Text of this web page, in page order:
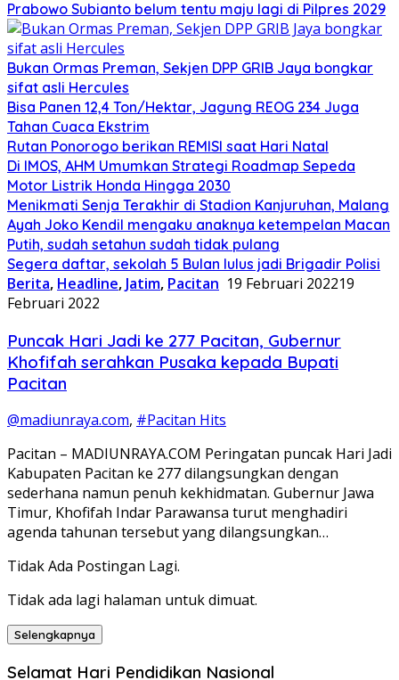
Prabowo Subianto belum tentu maju lagi di Pilpres 2029
Bukan Ormas Preman, Sekjen DPP GRIB Jaya bongkar
sifat asli Hercules
Bisa Panen 12,4 Ton/Hektar, Jagung REOG 234 Juga
Tahan Cuaca Ekstrim
Rutan Ponorogo berikan REMISI saat Hari Natal
Di IMOS, AHM Umumkan Strategi Roadmap Sepeda
Motor Listrik Honda Hingga 2030
Menikmati Senja Terakhir di Stadion Kanjuruhan, Malang
Ayah Joko Kendil mengaku anaknya ketempelan Macan
Putih, sudah setahun sudah tidak pulang
Segera daftar, sekolah 5 Bulan lulus jadi Brigadir Polisi
Berita, Headline, Jatim, Pacitan 19 Februari 202219
Februari 2022
Puncak Hari Jadi ke 277 Pacitan, Gubernur
Khofifah serahkan Pusaka kepada Bupati
Pacitan
@madiunraya.com, #Pacitan Hits
Pacitan – MADIUNRAYA.COM Peringatan puncak Hari Jadi
Kabupaten Pacitan ke 277 dilangsungkan dengan
sederhana namun penuh kekhidmatan. Gubernur Jawa
Timur, Khofifah Indar Parawansa turut menghadiri
agenda tahunan tersebut yang dilangsungkan…
Tidak Ada Postingan Lagi.
Tidak ada lagi halaman untuk dimuat.
Selengkapnya
Selamat Hari Pendidikan Nasional